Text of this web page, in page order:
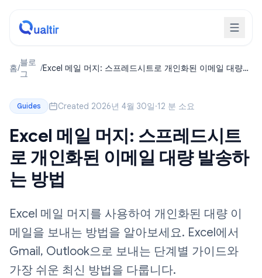
홈/
블로
그
/Excel 메일 머지: 스프레드시트로 개인화된 이메일 대량
Guides Created 2026년 4월 30일·12 분 소요
Excel 메일 머지: 스프레드시트
로 개인화된 이메일 대량 발송하
는 방법
Excel 메일 머지를 사용하여 개인화된 대량 이
메일을 보내는 방법을 알아보세요. Excel에서
Gmail, Outlook으로 보내는 단계별 가이드와
가장 쉬운 최신 방법을 다룹니다.